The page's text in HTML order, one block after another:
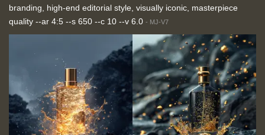
branding, high-end editorial style, visually iconic, masterpiece
quality --ar 4:5 --s 650 --c 10 --v 6.0 - MJ-V7